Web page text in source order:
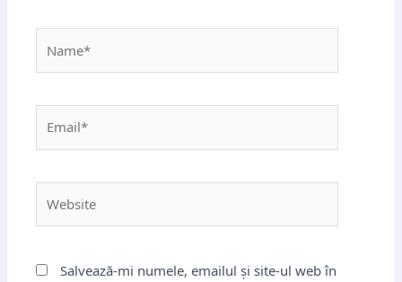
Salvează-mi numele, emailul și site-ul web în